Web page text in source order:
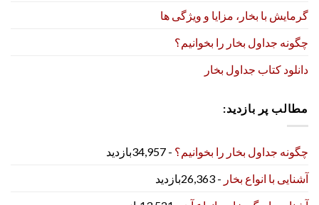
گرمایش با بخار، مزایا و ویژگی ها
چگونه جداول بخار را بخوانیم؟
دانلود کتاب جداول بخار
مطالب پر بازدید:
چگونه جداول بخار را بخوانیم؟ - 34,957بازدید
آشنایی با انواع بخار - 26,363بازدید